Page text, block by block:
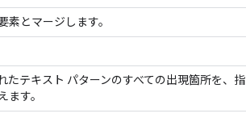
素とマージします。
たテキスト パターンのすべての出現箇所を、指
ます。